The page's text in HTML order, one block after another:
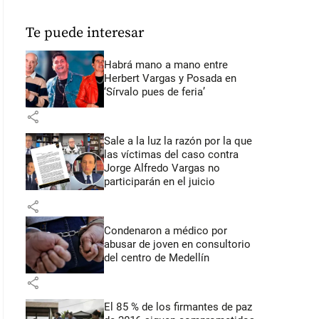
Te puede interesar
Habrá mano a mano entre
Herbert Vargas y Posada en
‘Sírvalo pues de feria’
share
Sale a la luz la razón por la que
las víctimas del caso contra
Jorge Alfredo Vargas no
participarán en el juicio
share
Condenaron a médico por
abusar de joven en consultorio
del centro de Medellín
share
El 85 % de los firmantes de paz